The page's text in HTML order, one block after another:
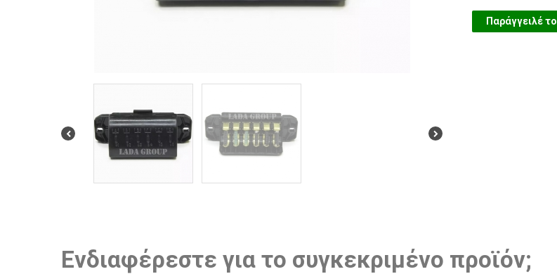
Παράγγειλέ το
Ενδιαφέρεστε για το συγκεκριμένο προϊόν;